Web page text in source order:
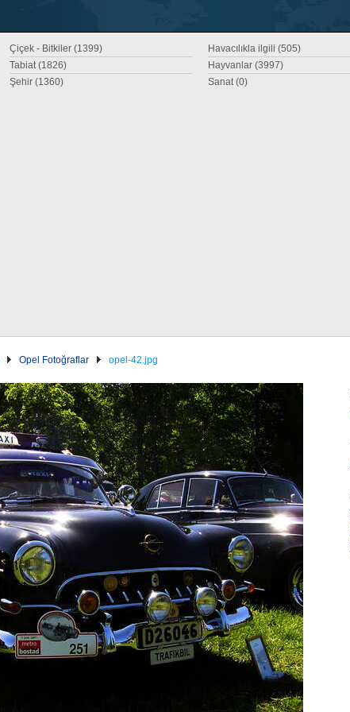
Havacılıkla ilgili (505)
Çiçek - Bitkiler (1399)
Hayvanlar (3997)
Tabiat (1826)
Sanat (0)
Şehir (1360)
Opel Fotoğraflar opel-42.jpg